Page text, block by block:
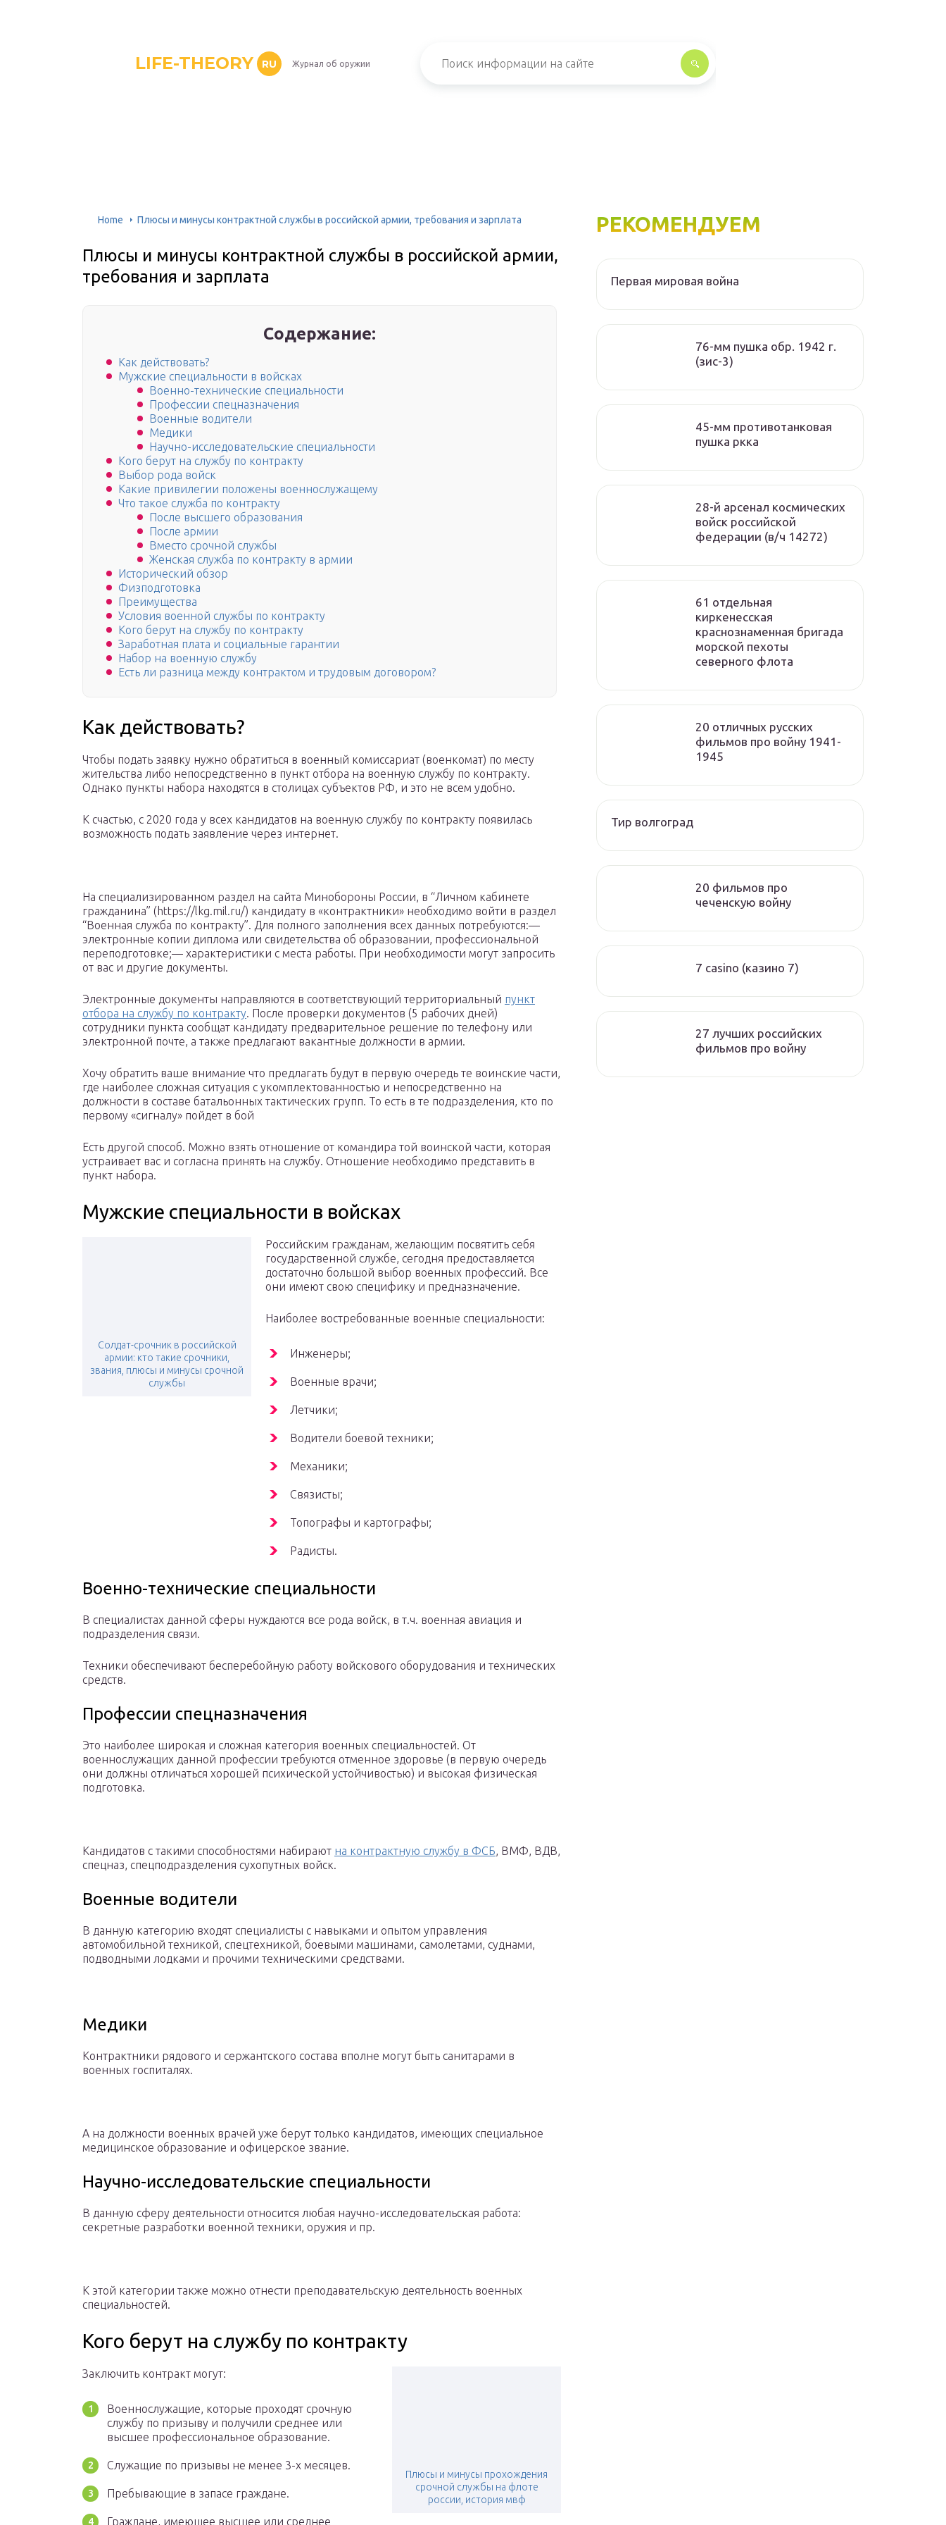
LIFE-THEORY RU Журнал об оружии
Home Плюсы и минусы контрактной службы в российской армии, требования и зарплата
Плюсы и минусы контрактной службы в российской армии,
требования и зарплата
Содержание:
Как действовать?
Мужские специальности в войсках
Военно-технические специальности
Профессии спецназначения
Военные водители
Медики
Научно-исследовательские специальности
Кого берут на службу по контракту
Выбор рода войск
Какие привилегии положены военнослужащему
Что такое служба по контракту
После высшего образования
После армии
Вместо срочной службы
Женская служба по контракту в армии
Исторический обзор
Физподготовка
Преимущества
Условия военной службы по контракту
Кого берут на службу по контракту
Заработная плата и социальные гарантии
Набор на военную службу
Есть ли разница между контрактом и трудовым договором?
Как действовать?
Чтобы подать заявку нужно обратиться в военный комиссариат (военкомат) по месту
жительства либо непосредственно в пункт отбора на военную службу по контракту.
Однако пункты набора находятся в столицах субъектов РФ, и это не всем удобно.
К счастью, с 2020 года у всех кандидатов на военную службу по контракту появилась
возможность подать заявление через интернет.
На специализированном раздел на сайта Минобороны России, в “Личном кабинете
гражданина” (https://lkg.mil.ru/) кандидату в «контрактники» необходимо войти в раздел
“Военная служба по контракту”. Для полного заполнения всех данных потребуются:—
электронные копии диплома или свидетельства об образовании, профессиональной
переподготовке;— характеристики с места работы. При необходимости могут запросить
от вас и другие документы.
Электронные документы направляются в соответствующий территориальный пункт
отбора на службу по контракту. После проверки документов (5 рабочих дней)
сотрудники пункта сообщат кандидату предварительное решение по телефону или
электронной почте, а также предлагают вакантные должности в армии.
Хочу обратить ваше внимание что предлагать будут в первую очередь те воинские части,
где наиболее сложная ситуация с укомплектованностью и непосредственно на
должности в составе батальонных тактических групп. То есть в те подразделения, кто по
первому «сигналу» пойдет в бой
Есть другой способ. Можно взять отношение от командира той воинской части, которая
устраивает вас и согласна принять на службу. Отношение необходимо представить в
пункт набора.
Мужские специальности в войсках
Солдат-срочник в российской
армии: кто такие срочники,
звания, плюсы и минусы срочной
службы
Российским гражданам, желающим посвятить себя
государственной службе, сегодня предоставляется
достаточно большой выбор военных профессий. Все
они имеют свою специфику и предназначение.
Наиболее востребованные военные специальности:
Инженеры;
Военные врачи;
Летчики;
Водители боевой техники;
Механики;
Связисты;
Топографы и картографы;
Радисты.
Военно-технические специальности
В специалистах данной сферы нуждаются все рода войск, в т.ч. военная авиация и
подразделения связи.
Техники обеспечивают бесперебойную работу войскового оборудования и технических
средств.
Профессии спецназначения
Это наиболее широкая и сложная категория военных специальностей. От
военнослужащих данной профессии требуются отменное здоровье (в первую очередь
они должны отличаться хорошей психической устойчивостью) и высокая физическая
подготовка.
Кандидатов с такими способностями набирают на контрактную службу в ФСБ, ВМФ, ВДВ,
спецназ, спецподразделения сухопутных войск.
Военные водители
В данную категорию входят специалисты с навыками и опытом управления
автомобильной техникой, спецтехникой, боевыми машинами, самолетами, суднами,
подводными лодками и прочими техническими средствами.
Медики
Контрактники рядового и сержантского состава вполне могут быть санитарами в
военных госпиталях.
А на должности военных врачей уже берут только кандидатов, имеющих специальное
медицинское образование и офицерское звание.
Научно-исследовательские специальности
В данную сферу деятельности относится любая научно-исследовательская работа:
секретные разработки военной техники, оружия и пр.
К этой категории также можно отнести преподавательскую деятельность военных
специальностей.
Кого берут на службу по контракту
Плюсы и минусы прохождения
срочной службы на флоте
россии, история мвф
Заключить контракт могут:
Военнослужащие, которые проходят срочную
службу по призыву и получили среднее или
высшее профессиональное образование.
Служащие по призывы не менее 3-х месяцев.
Пребывающие в запасе граждане.
Граждане, имеющее высшее или среднее
РЕКОМЕНДУЕМ
Первая мировая война
76-мм пушка обр. 1942 г.
(зис-3)
45-мм противотанковая
пушка ркка
28-й арсенал космических
войск российской
федерации (в/ч 14272)
61 отдельная
киркенесская
краснознаменная бригада
морской пехоты
cеверного флота
20 отличных русских
фильмов про войну 1941-
1945
Тир волгоград
20 фильмов про
чеченскую войну
7 casino (казино 7)
27 лучших российских
фильмов про войну